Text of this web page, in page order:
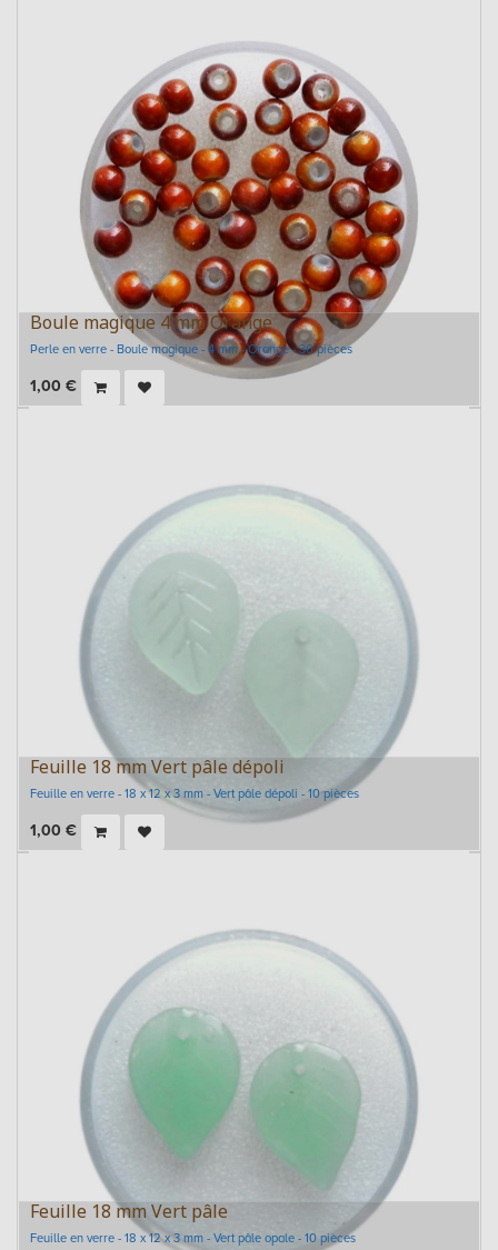
Boule magique 4 mm Orange
Perle en verre - Boule magique - 4 mm - Orange - 30 pièces
1,00 €
Feuille 18 mm Vert pâle dépoli
Feuille en verre - 18 x 12 x 3 mm - Vert pâle dépoli - 10 pièces
1,00 €
Feuille 18 mm Vert pâle
Feuille en verre - 18 x 12 x 3 mm - Vert pâle opale - 10 pièces